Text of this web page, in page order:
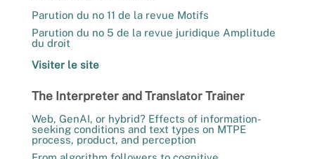
Parution du no 11 de la revue Motifs
Parution du no 5 de la revue juridique Amplitude
du droit
Visiter le site
The Interpreter and Translator Trainer
Web, GenAI, or hybrid? Effects of information-
seeking conditions and text types on MTPE
process, product, and perception